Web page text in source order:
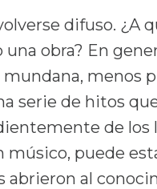
difuso. ¿A
obra? En
menos
serie de hitos
de los
músico, puede
abrieron al